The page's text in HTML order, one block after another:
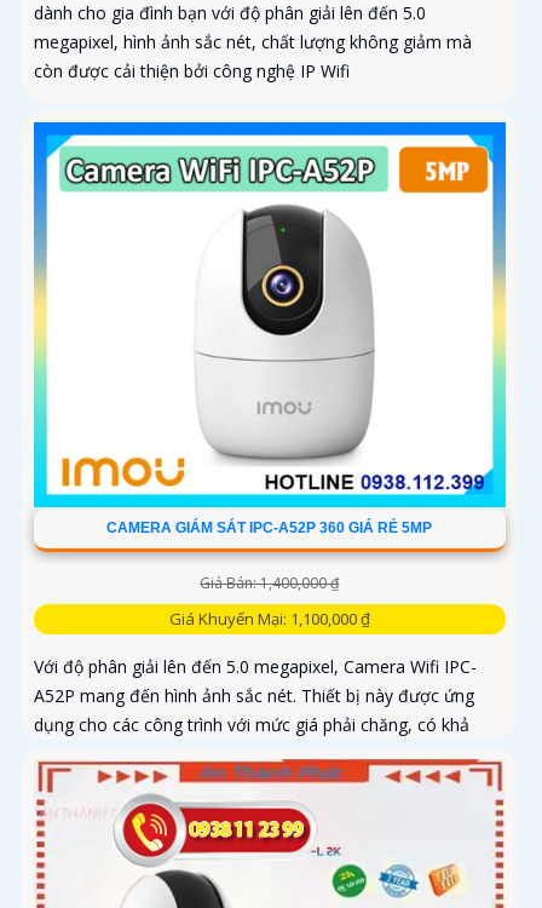
dành cho gia đình bạn với độ phân giải lên đến 5.0
megapixel, hình ảnh sắc nét, chất lượng không giảm mà
còn được cải thiện bởi công nghệ IP Wifi
CAMERA GIÁM SÁT IPC-A52P 360 GIÁ RẺ 5MP
Giá Bán: 1,400,000 ₫
Giá Khuyến Mại: 1,100,000 ₫
Với độ phân giải lên đến 5.0 megapixel, Camera Wifi IPC-
A52P mang đến hình ảnh sắc nét. Thiết bị này được ứng
dụng cho các công trình với mức giá phải chăng, có khả
năng quan...